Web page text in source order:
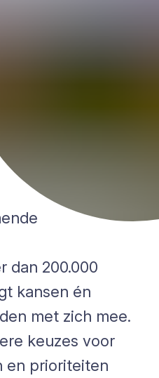
dan 200.000
kansen én
met zich mee.
keuzes voor
en prioriteiten